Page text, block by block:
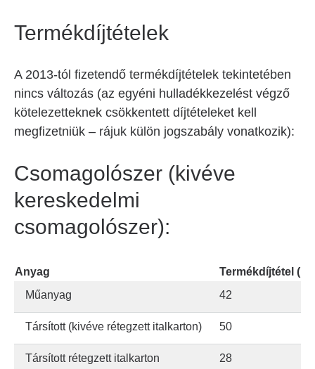
Termékdíjtételek
A 2013-tól fizetendő termékdíjtételek tekintetében
nincs változás (az egyéni hulladékkezelést végző
kötelezetteknek csökkentett díjtételeket kell
megfizetniük – rájuk külön jogszabály vonatkozik):
Csomagolószer (kivéve
kereskedelmi
csomagolószer):
Anyag
Termékdíjtétel
Műanyag
42
Társított (kivéve rétegzett italkarton) 50
Társított rétegzett italkarton 28